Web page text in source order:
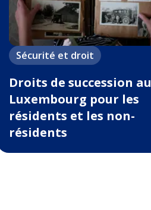
Sécurité et droit
Droits de succession au
Luxembourg pour les
résidents et les non-
résidents